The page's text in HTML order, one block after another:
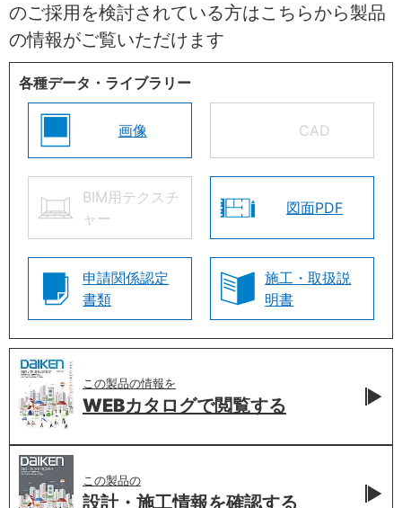
のご採用を検討されている方はこちらから製品
の情報がご覧いただけます
各種データ・ライブラリー
画像 CAD
BIM用テクスチ
ャー
図面PDF
申請関係認定
書類
施工・取扱説
明書
この製品の情報を
WEBカタログで閲覧する
この製品の
設計・施工情報を確認する